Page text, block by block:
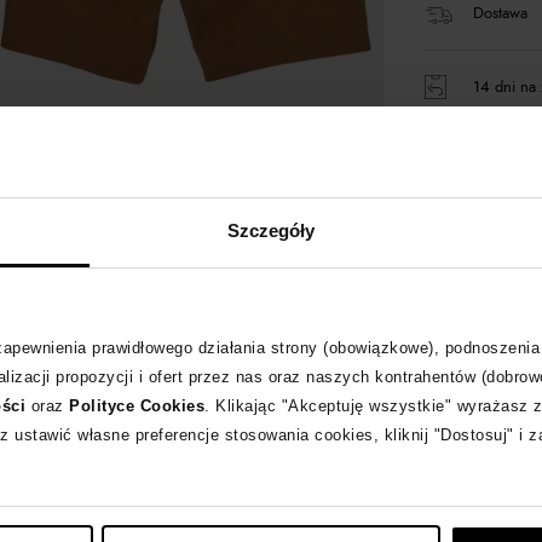
Szczegóły
prawidłowego działania strony (obowiązkowe),
propozycji i ofert przez nas oraz naszych kontrahentów
oraz Polityce Cookies . Klikając "Akceptuję wszystkie" wyrażasz
własne preferencje stosowania cookies, kliknij "Dostosuj" i
Dostawa
14 dni na
Kup
Opis produktu
Materiał